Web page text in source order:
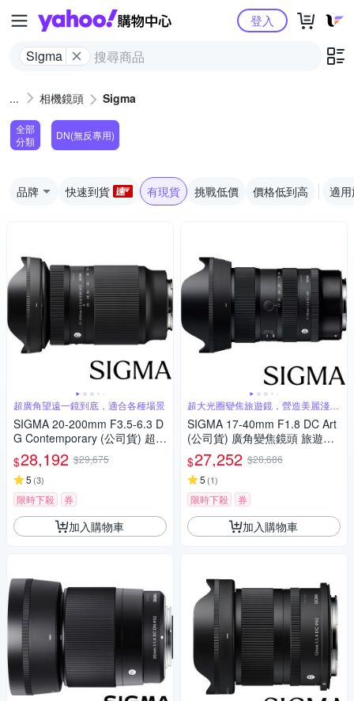
Yahoo購物中心
Sigma
登入
相機鏡頭 Sigma
全部
分類
DN(無反專用)
品牌 快速到貨 有現貨 挑戰低價 價格低到高 適
超廣角望遠一鏡到底，適合各種場景
SIGMA 20-200mm F3.5-6.3 D
G Contemporary (公司貨) 超廣
角變焦鏡頭 旅遊鏡 全片幅無反
微單眼鏡頭
$28,192 $29,675
5 (3)
限時下殺 券
加入購物車
超大光圈變焦旅遊鏡，營造美麗淺景
深
SIGMA 17-40mm F1.8 DC Art
(公司貨) 廣角變焦鏡頭 旅遊鏡
APS-C 無反微單眼鏡頭
$27,252 $28,686
5 (1)
限時下殺 券
加入購物車